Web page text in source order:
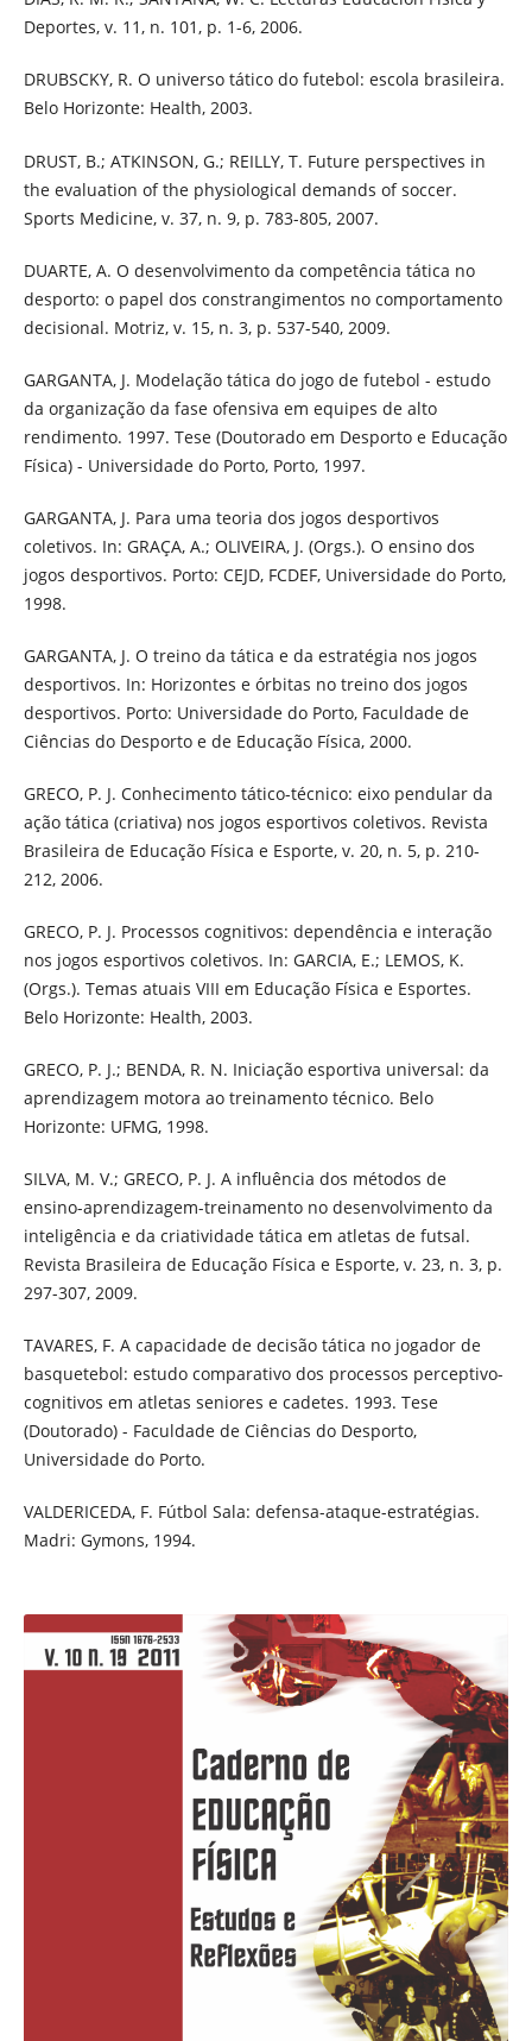
Deportes, v. 11, n. 101, p. 1-6, 2006.
DRUBSCKY, R. O universo tático do futebol: escola brasileira.
Belo Horizonte: Health, 2003.
DRUST, B.; ATKINSON, G.; REILLY, T. Future perspectives in
the evaluation of the physiological demands of soccer.
Sports Medicine, v. 37, n. 9, p. 783-805, 2007.
DUARTE, A. O desenvolvimento da competência tática no
desporto: o papel dos constrangimentos no comportamento
decisional. Motriz, v. 15, n. 3, p. 537-540, 2009.
GARGANTA, J. Modelação tática do jogo de futebol - estudo
da organização da fase ofensiva em equipes de alto
rendimento. 1997. Tese (Doutorado em Desporto e Educação
Física) - Universidade do Porto, Porto, 1997.
GARGANTA, J. Para uma teoria dos jogos desportivos
coletivos. In: GRAÇA, A.; OLIVEIRA, J. (Orgs.). O ensino dos
jogos desportivos. Porto: CEJD, FCDEF, Universidade do Porto,
1998.
GARGANTA, J. O treino da tática e da estratégia nos jogos
desportivos. In: Horizontes e órbitas no treino dos jogos
desportivos. Porto: Universidade do Porto, Faculdade de
Ciências do Desporto e de Educação Física, 2000.
GRECO, P. J. Conhecimento tático-técnico: eixo pendular da
ação tática (criativa) nos jogos esportivos coletivos. Revista
Brasileira de Educação Física e Esporte, v. 20, n. 5, p. 210-
212, 2006.
GRECO, P. J. Processos cognitivos: dependência e interação
nos jogos esportivos coletivos. In: GARCIA, E.; LEMOS, K.
(Orgs.). Temas atuais VIII em Educação Física e Esportes.
Belo Horizonte: Health, 2003.
GRECO, P. J.; BENDA, R. N. Iniciação esportiva universal: da
aprendizagem motora ao treinamento técnico. Belo
Horizonte: UFMG, 1998.
SILVA, M. V.; GRECO, P. J. A influência dos métodos de
ensino-aprendizagem-treinamento no desenvolvimento da
inteligência e da criatividade tática em atletas de futsal.
Revista Brasileira de Educação Física e Esporte, v. 23, n. 3, p.
297-307, 2009.
TAVARES, F. A capacidade de decisão tática no jogador de
basquetebol: estudo comparativo dos processos perceptivo-
cognitivos em atletas seniores e cadetes. 1993. Tese
(Doutorado) - Faculdade de Ciências do Desporto,
Universidade do Porto.
VALDERICEDA, F. Fútbol Sala: defensa-ataque-estratégias.
Madri: Gymons, 1994.